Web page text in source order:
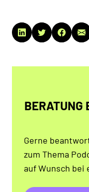
BERATUNG
Gerne
zum Thema
auf Wunsch bei